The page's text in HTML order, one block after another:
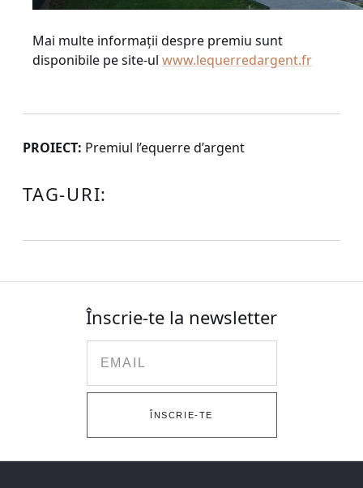
Mai multe informaţii despre premiu sunt
disponibile pe site-ul www.lequerredargent.fr
PROIECT: Premiul l’equerre d’argent
TAG-URI:
Înscrie-te la newsletter
ÎNSCRIE-TE